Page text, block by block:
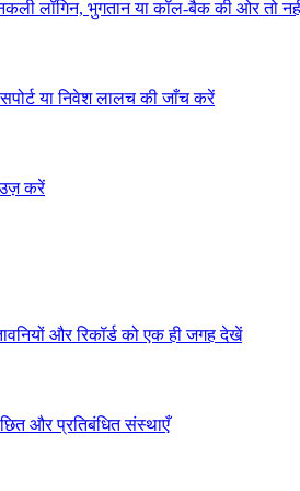
लॉगिन, भुगतान या कॉल-बैक की ओर तो
या निवेश लालच की जाँच करें
करें
और रिकॉर्ड को एक ही जगह देखें
और प्रतिबंधित संस्थाएँ